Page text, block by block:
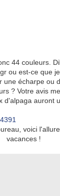
44 couleurs.
ou est-ce que
une écharpe ou
? Votre avis
d'alpaga auront
voici
vacances !